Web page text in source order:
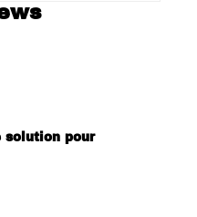
solution pour